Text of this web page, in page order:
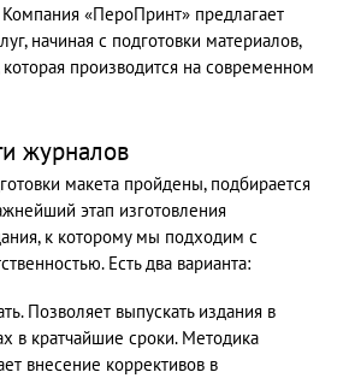
«ПероПринт» предлагает
начиная с подготовки материалов,
которая производится на современном
журналов
макета пройдены, подбирается
этап изготовления
к которому мы подходим с
Есть два варианта:
Позволяет выпускать издания в
в кратчайшие сроки. Методика
внесение коррективов в